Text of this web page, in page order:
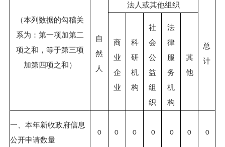
（本列数据的勾稽关
系为：第一项加第二
项之和，等于第三项
加第四项之和）
自
然
人
法人或其他组织
总
计
商
业
企
业
科
研
机
构
社
会
公
益
组
织
法
律
服
务
机
构
其
他
一、本年新收政府信息
公开申请数量
0 0 0 0 0 0 0